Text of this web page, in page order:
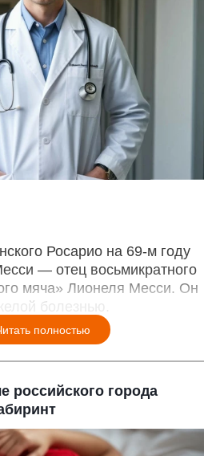
Росарио на 69-м году
— отец восьмикратного
мяча» Лионеля Месси. Он
болезнью.
полностью
российского города